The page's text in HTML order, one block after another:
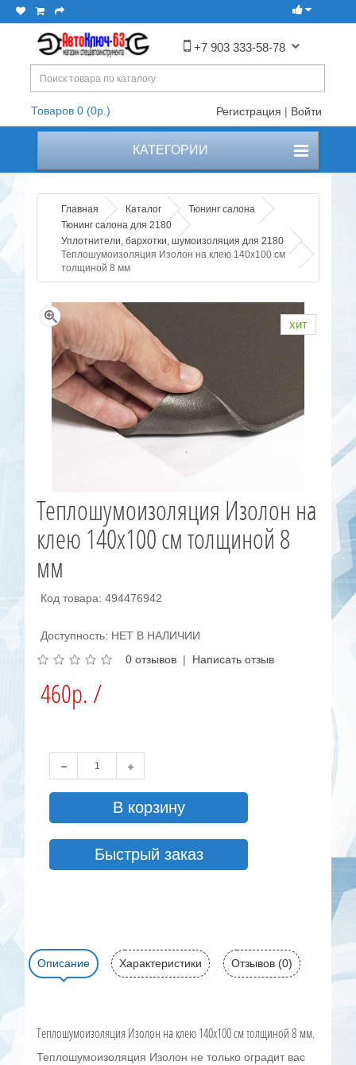
+7 903 333-58-78
Товаров 0 (0р.) Регистрация | Войти
КАТЕГОРИИ
Главная Каталог
Тюнинг салона
Тюнинг салона для 2180
Уплотнители, бархотки, шумоизоляция для 2180
Теплошумоизоляция Изолон на клею 140x100 см
толщиной 8 мм
хит
Теплошумоизоляция Изолон на
клею 140x100 см толщиной 8
мм
Код товара: 494476942
Доступность: НЕТ В НАЛИЧИИ
0 отзывов | Написать отзыв
460р. /
В корзину
Быстрый заказ
Описание Характеристики Отзывов (0)
Теплошумоизоляция Изолон на клею 140x100 см толщиной 8 мм.
Теплошумоизоляция Изолон не только оградит вас